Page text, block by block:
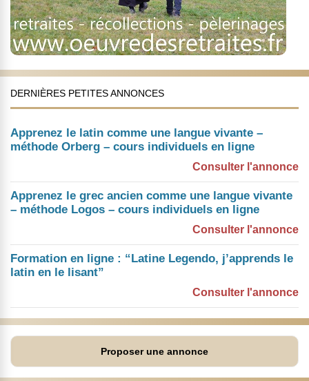
DERNIÈRES PETITES ANNONCES
Apprenez le latin comme une langue vivante –
méthode Orberg – cours individuels en ligne
Consulter l'annonce
Apprenez le grec ancien comme une langue vivante
– méthode Logos – cours individuels en ligne
Consulter l'annonce
Formation en ligne : “Latine Legendo, j’apprends le
latin en le lisant”
Consulter l'annonce
Proposer une annonce